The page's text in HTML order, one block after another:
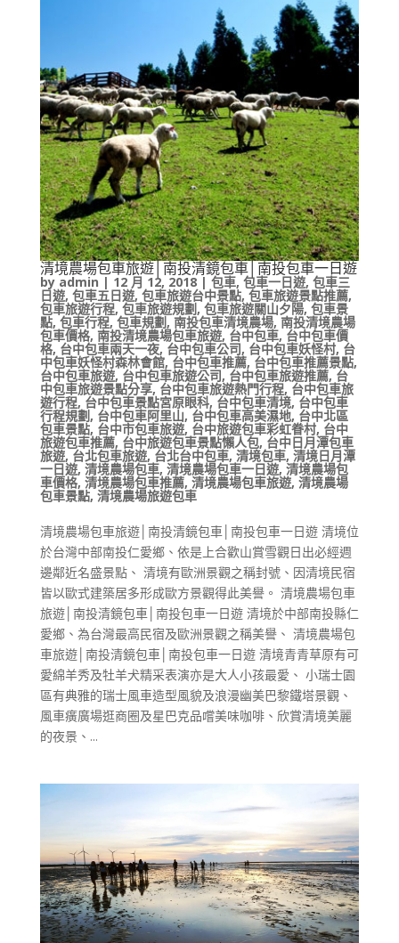
清境農場包車旅遊│南投清鏡包車│南投包車一日遊
by admin | 12 月 12, 2018| 包車, 包車一日遊, 包車三
日遊, 包車五日遊, 包車旅遊台中景點, 包車旅遊景點推薦,
包車旅遊行程, 包車旅遊規劃, 包車旅遊關山夕陽, 包車景
點, 包車行程, 包車規劃, 南投包車清境農場, 南投清境農場
包車價格, 南投清境農場包車旅遊, 台中包車, 台中包車價
格, 台中包車兩天一夜, 台中包車公司, 台中包車妖怪村, 台
中包車妖怪村森林會館, 台中包車推薦, 台中包車推薦景點,
台中包車旅遊, 台中包車旅遊公司, 台中包車旅遊推薦, 台
中包車旅遊景點分享, 台中包車旅遊熱門行程, 台中包車旅
遊行程, 台中包車景點宮原眼科, 台中包車清境, 台中包車
行程規劃, 台中包車阿里山, 台中包車高美濕地, 台中北區
包車景點, 台中市包車旅遊, 台中旅遊包車彩虹眷村, 台中
旅遊包車推薦, 台中旅遊包車景點懶人包, 台中日月潭包車
旅遊, 台北包車旅遊, 台北台中包車, 清境包車, 清境日月潭
一日遊, 清境農場包車, 清境農場包車一日遊, 清境農場包
車價格, 清境農場包車推薦, 清境農場包車旅遊, 清境農場
包車景點, 清境農場旅遊包車
清境農場包車旅遊│南投清鏡包車│南投包車一日遊 清境位
於台灣中部南投仁愛鄉、依是上合歡山賞雪觀日出必經週
邊鄰近名盛景點、 清境有歐洲景觀之稱封號、因清境民宿
皆以歐式建築居多形成歐方景觀得此美譽。 清境農場包車
旅遊│南投清鏡包車│南投包車一日遊 清境於中部南投縣仁
愛鄉、為台灣最高民宿及歐洲景觀之稱美譽、 清境農場包
車旅遊│南投清鏡包車│南投包車一日遊 清境青青草原有可
愛綿羊秀及牡羊犬精采表演亦是大人小孩最愛、 小瑞士園
區有典雅的瑞士風車造型風貌及浪漫幽美巴黎鐵塔景觀、
風車癀廣場逛商圈及星巴克品嚐美味咖啡、欣賞清境美麗
的夜景、...